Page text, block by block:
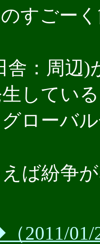
すごー
舎：周辺
してい
ローバ
ば紛争
（2011/